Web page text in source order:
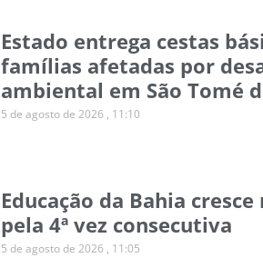
Estado entrega cestas
famílias afetadas por
ambiental em São Tomé
5 de agosto de 2026 11:10
Educação da Bahia cresce
pela 4ª vez consecutiva
5 de agosto de 2026 11:05